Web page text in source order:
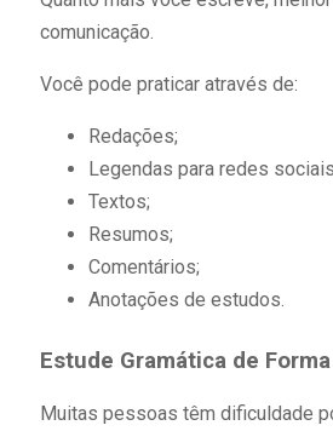
comunicação.
Você pode praticar através de:
Redações;
Legendas para redes
Textos;
Resumos;
Comentários;
Anotações de estudos.
Estude Gramática de
Muitas pessoas têm dificuldade